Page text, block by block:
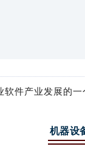
件产业发展的
机器设